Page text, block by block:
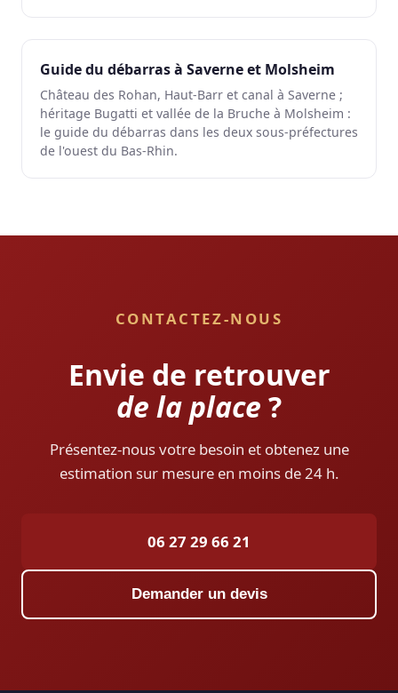
Guide du débarras à Saverne et Molsheim
Château des Rohan, Haut-Barr et canal à Saverne ;
héritage Bugatti et vallée de la Bruche à Molsheim :
le guide du débarras dans les deux sous-préfectures
de l'ouest du Bas-Rhin.
CONTACTEZ-NOUS
Envie de retrouver
de la place ?
Présentez-nous votre besoin et obtenez une
estimation sur mesure en moins de 24 h.
06 27 29 66 21
Demander un devis